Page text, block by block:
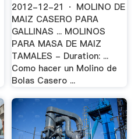
2012-12-21 · MOLINO DE
MAIZ CASERO PARA
GALLINAS ... MOLINOS
PARA MASA DE MAIZ
TAMALES - Duration: ...
Como hacer un Molino de
Bolas Casero ...